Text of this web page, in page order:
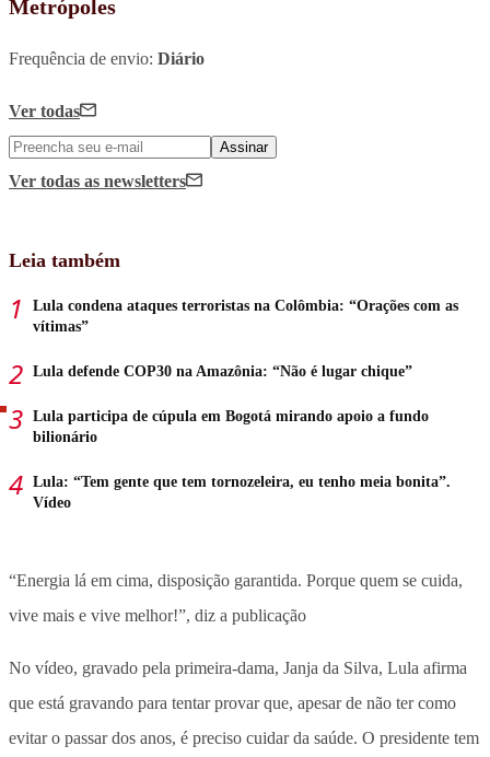
Metrópoles
Frequência de envio: Diário
Ver todas
Assinar
Ver todas as newsletters
Leia também
Lula condena ataques terroristas na Colômbia: “Orações com as
vítimas”
Lula defende COP30 na Amazônia: “Não é lugar chique”
Lula participa de cúpula em Bogotá mirando apoio a fundo
bilionário
Lula: “Tem gente que tem tornozeleira, eu tenho meia bonita”.
Vídeo
“Energia lá em cima, disposição garantida. Porque quem se cuida,
vive mais e vive melhor!”, diz a publicação
No vídeo, gravado pela primeira-dama, Janja da Silva, Lula afirma
que está gravando para tentar provar que, apesar de não ter como
evitar o passar dos anos, é preciso cuidar da saúde. O presidente tem